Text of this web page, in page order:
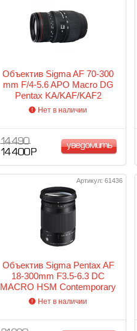
Объектив Sigma AF 70-300
mm F/4-5.6 APO Macro DG
Pentax KA/KAF/KAF2
Нет в наличии
14 490
14 400 Р
уведомить
Артикул: 61436
Объектив Sigma Pentax AF
18-300mm F3.5-6.3 DC
MACRO HSM Contemporary
Нет в наличии